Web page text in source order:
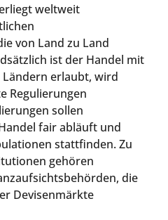
weltweit
von Land zu Land
ist der Handel mit
Ländern erlaubt, wird
Regulierungen
sollen
fair abläuft und
stattfinden. Zu
gehören
die
Devisenmärkte